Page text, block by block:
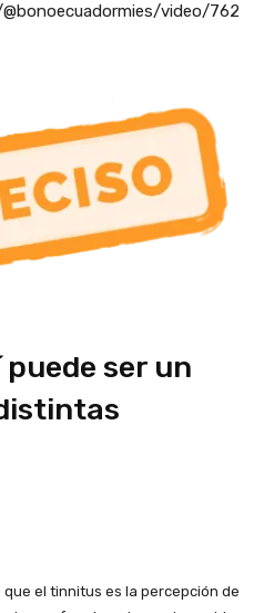
video/762
ser un
el tinnitus es la percepción de